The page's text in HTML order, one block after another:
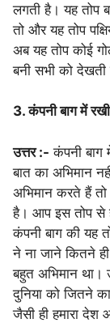
लगती है। यह तोप
तो और यह तोप
अब यह तोप कोई
बनी सभी को देखती
3. कंपनी बाग में
उत्तर :- कंपनी बाग
बात का अभिमान
अभिमान करते हैं
है। आप इस तोप से
कंपनी बाग की यह
ने ना जाने कितने
बहुत अभिमान था।
दुनिया को जितने
जैसी ही हमारा